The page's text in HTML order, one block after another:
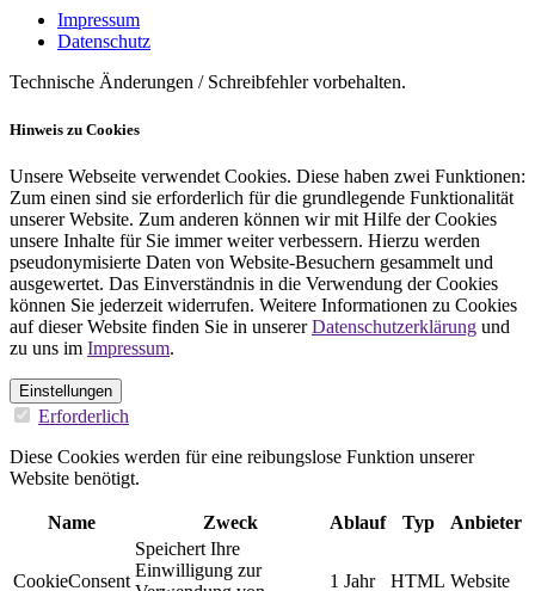
Impressum
Datenschutz
Technische Änderungen / Schreibfehler vorbehalten.
Hinweis zu Cookies
Unsere Webseite verwendet Cookies. Diese haben zwei Funktionen:
Zum einen sind sie erforderlich für die grundlegende Funktionalität
unserer Website. Zum anderen können wir mit Hilfe der Cookies
unsere Inhalte für Sie immer weiter verbessern. Hierzu werden
pseudonymisierte Daten von Website-Besuchern gesammelt und
ausgewertet. Das Einverständnis in die Verwendung der Cookies
können Sie jederzeit widerrufen. Weitere Informationen zu Cookies
auf dieser Website finden Sie in unsererDatenschutzerklärung und
zu uns im Impressum.
Einstellungen
Erforderlich
Diese Cookies werden für eine reibungslose Funktion unserer
Website benötigt.
Name Zweck Ablauf Typ Anbieter
CookieConsent
Speichert Ihre
Einwilligung zur
1 Jahr HTML Website